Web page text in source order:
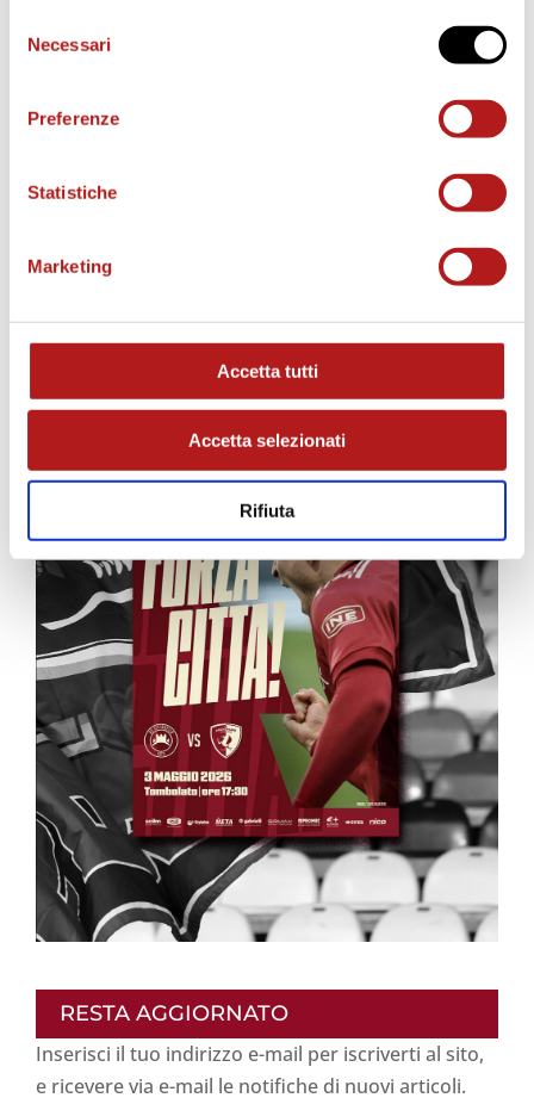
delNecessari
Preferenze
Statistiche
Marketing
Accetta tutti
Accetta selezionati
Rifiuta
MATCH PROGRAM
RESTA AGGIORNATO
Inserisci il tuo indirizzo e-mail per iscriverti al sito,
e ricevere via e-mail le notifiche di nuovi articoli.